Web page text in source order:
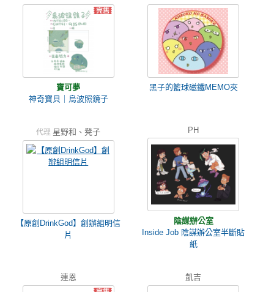
寶可夢
神奇寶貝｜烏波照鏡子
黑子的籃球磁鐵MEMO夾
代理 星野和、凳子
【原創DrinkGod】創辦組明信
片
PH
陰謀辦公室
Inside Job 陰謀辦公室半斷貼
紙
連恩 凱吉